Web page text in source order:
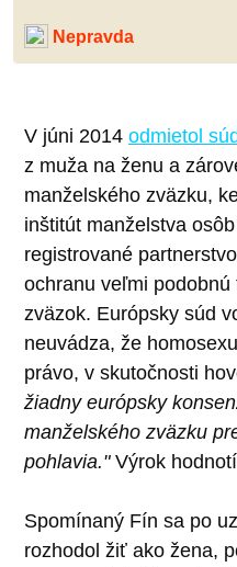
Nepravda
V júni 2014 odmietol
z muža na ženu a
manželského zväzku,
inštitút manželstva
registrované
ochranu veľmi
zväzok. Európsky súd
neuvádza, že
právo, v skutočnosti
žiadny európsky
manželského zväzku
pohlavia."Výrok
Spomínaný Fín sa po
rozhodol žiť ako žena,